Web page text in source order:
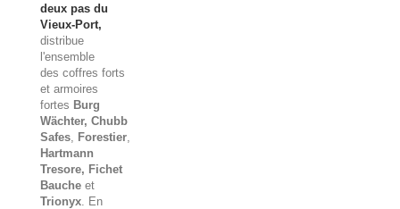
deux pas du
Vieux-Port,
distribue
l'ensemble
des coffres forts
et armoires
fortes Burg
Wächter, Chubb
Safes, Forestier,
Hartmann
Tresore, Fichet
Bauche et
Trionyx. En